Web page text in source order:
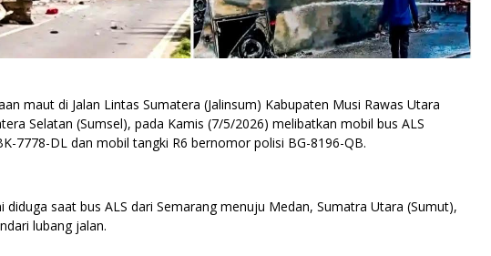
maut di Jalan Lintas Sumatera (Jalinsum) Kabupaten Musi Rawas Utara
Selatan (Sumsel), pada Kamis (7/5/2026) melibatkan mobil bus ALS
7778-DL dan mobil tangki R6 bernomor polisi BG-8196-QB.
diduga saat bus ALS dari Semarang menuju Medan, Sumatra Utara (Sumut),
lubang jalan.